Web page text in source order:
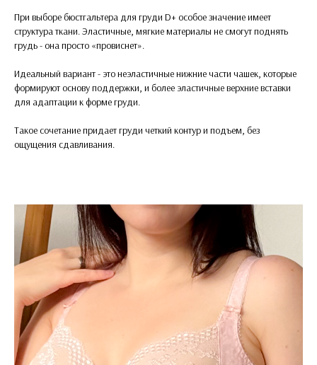
При выборе бюстгальтера для груди D+ особое значение имеет
структура ткани. Эластичные, мягкие материалы не смогут поднять
грудь - она просто «провиснет».
Идеальный вариант - это неэластичные нижние части чашек, которые
формируют основу поддержки, и более эластичные верхние вставки
для адаптации к форме груди.
Такое сочетание придает груди четкий контур и подъем, без
ощущения сдавливания.